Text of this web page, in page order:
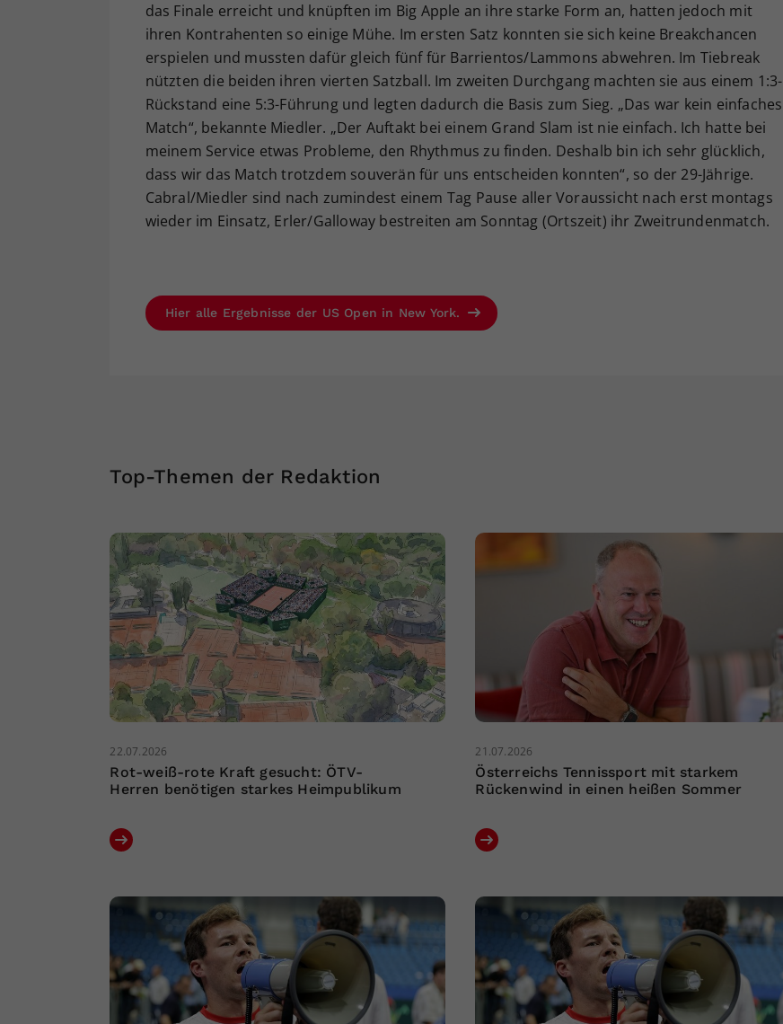
das Finale erreicht und knüpften im Big Apple an ihre starke Form an, hatten jedoch mit
ihren Kontrahenten so einige Mühe. Im ersten Satz konnten sie sich keine Breakchancen
erspielen und mussten dafür gleich fünf für Barrientos/Lammons abwehren. Im Tiebreak
nützten die beiden ihren vierten Satzball. Im zweiten Durchgang machten sie aus einem 1:3-
Rückstand eine 5:3-Führung und legten dadurch die Basis zum Sieg. „Das war kein einfaches
Match“, bekannte Miedler. „Der Auftakt bei einem Grand Slam ist nie einfach. Ich hatte bei
meinem Service etwas Probleme, den Rhythmus zu finden. Deshalb bin ich sehr glücklich,
dass wir das Match trotzdem souverän für uns entscheiden konnten“, so der 29-Jährige.
Cabral/Miedler sind nach zumindest einem Tag Pause aller Voraussicht nach erst montags
wieder im Einsatz, Erler/Galloway bestreiten am Sonntag (Ortszeit) ihr Zweitrundenmatch.
Hier alle Ergebnisse der US Open in New York.
Top-Themen der Redaktion
22.07.2026
Rot-weiß-rote Kraft gesucht: ÖTV-
Herren benötigen starkes Heimpublikum
21.07.2026
Österreichs Tennissport mit starkem
Rückenwind in einen heißen Sommer